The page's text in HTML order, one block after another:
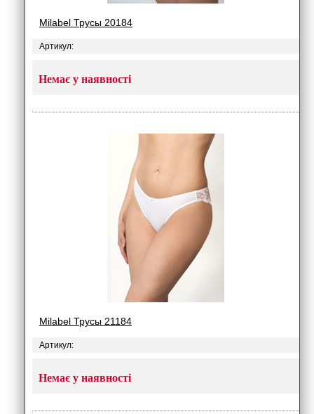
Milabel Трусы 20184
Артикул:
Немає у наявності
Milabel Трусы 21184
Артикул:
Немає у наявності